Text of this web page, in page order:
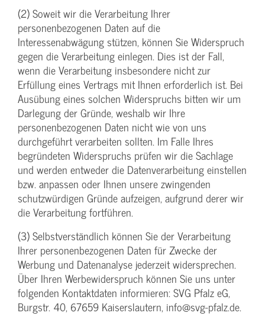
(2) Soweit wir die Verarbeitung Ihrer
personenbezogenen Daten auf die
Interessenabwägung stützen, können Sie Widerspruch
gegen die Verarbeitung einlegen. Dies ist der Fall,
wenn die Verarbeitung insbesondere nicht zur
Erfüllung eines Vertrags mit Ihnen erforderlich ist. Bei
Ausübung eines solchen Widerspruchs bitten wir um
Darlegung der Gründe, weshalb wir Ihre
personenbezogenen Daten nicht wie von uns
durchgeführt verarbeiten sollten. Im Falle Ihres
begründeten Widerspruchs prüfen wir die Sachlage
und werden entweder die Datenverarbeitung einstellen
bzw. anpassen oder Ihnen unsere zwingenden
schutzwürdigen Gründe aufzeigen, aufgrund derer wir
die Verarbeitung fortführen.
(3) Selbstverständlich können Sie der Verarbeitung
Ihrer personenbezogenen Daten für Zwecke der
Werbung und Datenanalyse jederzeit widersprechen.
Über Ihren Werbewiderspruch können Sie uns unter
folgenden Kontaktdaten informieren: SVG Pfalz eG,
Burgstr. 40, 67659 Kaiserslautern, info@svg-pfalz.de.